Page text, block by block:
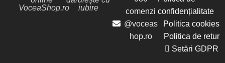
VoceaShop.ro
iubire
comenzi
@voceas
hop.ro
confidențialitate
Politica cookies
Politica de retur
Setări GDPR